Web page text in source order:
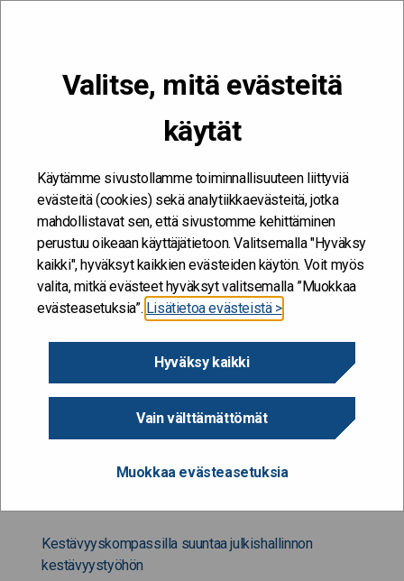
Valitse, mitä evästeitä
käytät
Käytämme sivustollamme toiminnallisuuteen liittyviä
evästeitä (cookies) sekä analytiikkaevästeitä, jotka
mahdollistavat sen, että sivustomme kehittäminen
perustuu oikeaan käyttäjätietoon. Valitsemalla "Hyväksy
kaikki", hyväksyt kaikkien evästeiden käytön. Voit myös
valita, mitkä evästeet hyväksyt valitsemalla ”Muokkaa
evästeasetuksia”. Lisätietoa evästeistä >
Hyväksy kaikki
Vain välttämättömät
Muokkaa evästeasetuksia
Kehitän ja kehityn #töissäSuomelle
Johtamis- ja toimintakulttuurin uudistaminen
Johtamis- ja
toimintakulttuurin
uudistaminen
6.2.2024
Muuta kiinnostavaa
Kestävyyskompassilla suuntaa julkishallinnon
kestävyystyöhön